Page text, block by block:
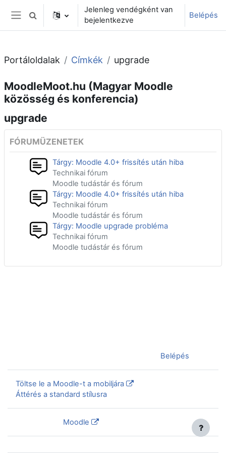
Tovább a fő tartalomhoz
Oldalpanel
Keresési bemeneti adatok váltása
Jelenleg vendégként van
bejelentkezve
Belépés
Portáloldalak Címkék upgrade
MoodleMoot.hu (Magyar Moodle
közösség és konferencia)
upgrade
FÓRUMÜZENETEK
Tárgy: Moodle 4.0+ frissítés után hiba
Technikai fórum
Moodle tudástár és fórum
Tárgy: Moodle 4.0+ frissítés után hiba
Technikai fórum
Moodle tudástár és fórum
Tárgy: Moodle upgrade probléma
Technikai fórum
Moodle tudástár és fórum
Belépés
Töltse le a Moodle-t a mobiljára
Áttérés a standard stílusra
Moodle